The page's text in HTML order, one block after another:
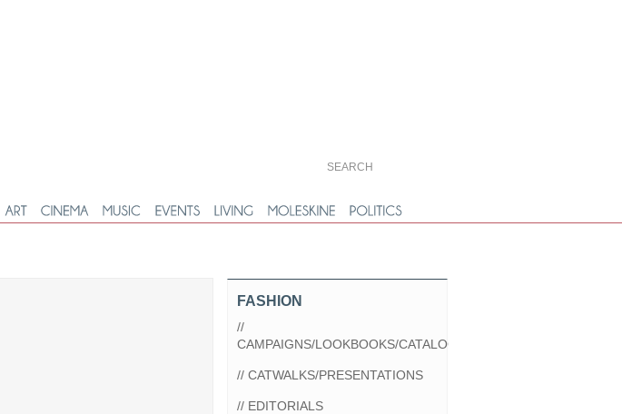
FASHION
//
CAMPAIGNS/LOOKBOOKS/CATALOGS
// CATWALKS/PRESENTATIONS
// EDITORIALS